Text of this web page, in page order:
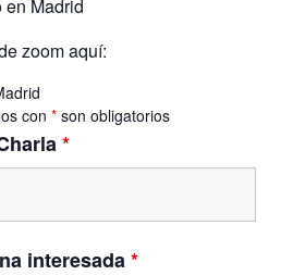
Madrid
zoom aquí:
con * son obligatorios
*
interesada*